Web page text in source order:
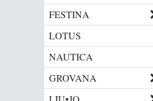
FESTINA
LOTUS
NAUTICA
GROVANA